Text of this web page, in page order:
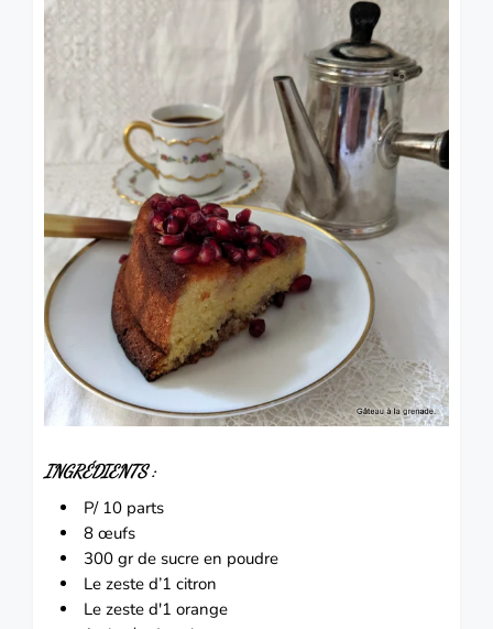
INGRÉDIENTS :
P/ 10 parts
8 œufs
300 gr de sucre en poudre
Le zeste d’1 citron
Le zeste d'1 orange